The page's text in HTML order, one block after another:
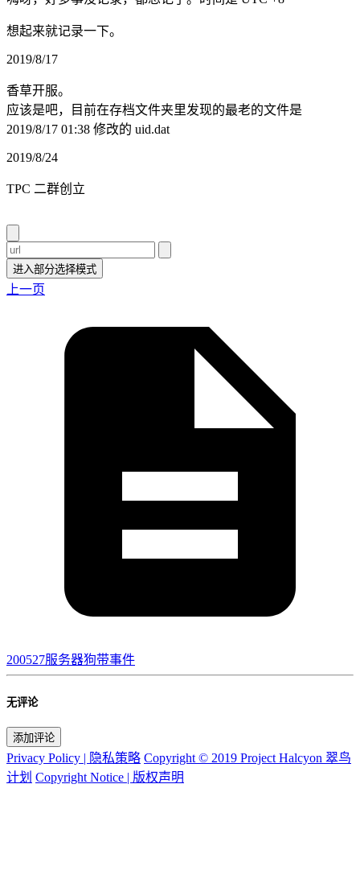
想起来就记录一下。
2019/8/17
香草开服。
应该是吧，目前在存档文件夹里发现的最老的文件是
2019/8/17 01:38 修改的 uid.dat
2019/8/24
TPC 二群创立
进入部分选择模式
上一页
200527服务器狗带事件
无评论
添加评论
Privacy Policy | 隐私策略 Copyright © 2019 Project Halcyon 翠鸟
计划 Copyright Notice | 版权声明